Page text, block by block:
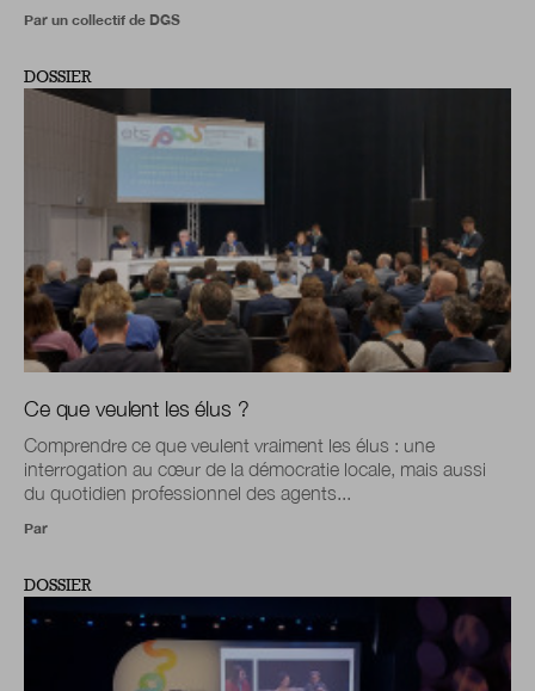
Par un collectif de DGS
DOSSIER
Ce que veulent les élus ?
Comprendre ce que veulent vraiment les élus : une
interrogation au cœur de la démocratie locale, mais aussi
du quotidien professionnel des agents...
Par
DOSSIER